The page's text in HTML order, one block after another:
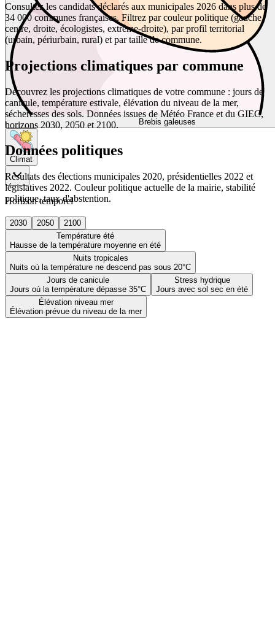
Brebis galeuses
Climat
Horizon temporel
2030 2050
2100
Température été
Hausse de la température moyenne en été
Nuits tropicales
Nuits où la température ne descend pas sous 20°C
Jours de canicule
Jours où la température dépasse 35°C
Stress hydrique
Jours avec sol sec en été
Élévation niveau mer
Élévation prévue du niveau de la mer
Consultez les candidats déclarés aux municipales 2026 dans plus de
34 000 communes françaises. Filtrez par couleur politique (gauche,
centre, droite, écologistes, extrême-droite), par profil territorial
(urbain, périurbain, rural) et par taille de commune.
Projections climatiques par commune
Découvrez les projections climatiques de votre commune : jours de
canicule, température estivale, élévation du niveau de la mer,
sécheresses des sols. Données issues de Météo France et du GIEC,
horizons 2030, 2050 et 2100.
Données politiques
Résultats des élections municipales 2020, présidentielles 2022 et
législatives 2022. Couleur politique actuelle de la mairie, stabilité
politique, taux d'abstention.